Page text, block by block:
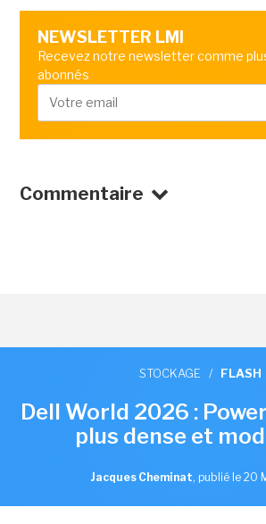
NEWSLETTER LMI
Recevez notre newsletter comme
abonnés
Commentaire
STOCKAGE / FLASH
Dell World 2026 :
plus dense et
Jacques Cheminat, publié le 20